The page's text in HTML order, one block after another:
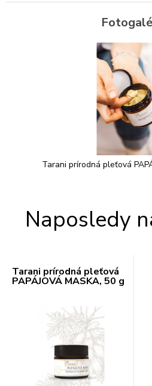
Tarani prírodná pleťová
Naposledy
Tarani prírodná pleťová
PAPÁJOVÁ MASKA, 50 g